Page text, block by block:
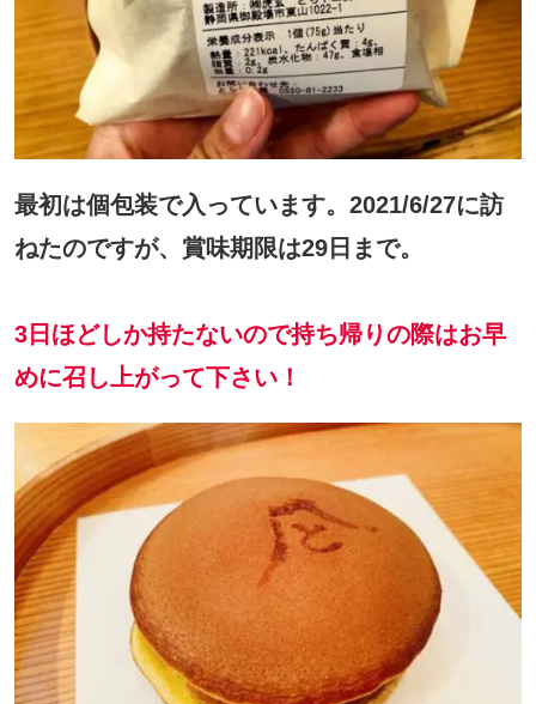
最初は個包装で入っています。2021/6/27に訪
ねたのですが、賞味期限は29日まで。
3日ほどしか持たないので持ち帰りの際はお早
めに召し上がって下さい！